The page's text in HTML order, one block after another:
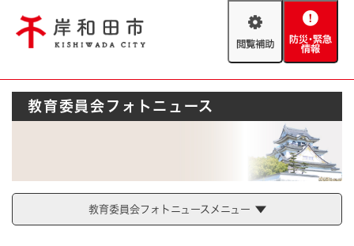
閲
助
防
緊
情
報
Foreign language
防災・緊急情報 救急・消防
AED設置箇所
とじる
教育委員会フォトニュース
教育委員会フォトニュースメニュー